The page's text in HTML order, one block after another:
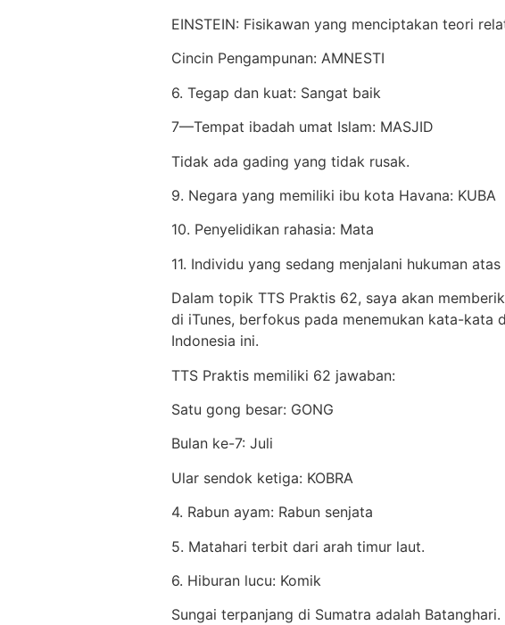
EINSTEIN: Fisikawan yang menciptakan teori
Cincin Pengampunan: AMNESTI
6. Tegap dan kuat: Sangat baik
7—Tempat ibadah umat Islam: MASJID
Tidak ada gading yang tidak rusak.
9. Negara yang memiliki ibu kota Havana: KUBA
10. Penyelidikan rahasia: Mata
11. Individu yang sedang menjalani hukuman
Dalam topik TTS Praktis 62, saya akan
di iTunes, berfokus pada menemukan kata-kata
Indonesia ini.
TTS Praktis memiliki 62 jawaban:
Satu gong besar: GONG
Bulan ke-7: Juli
Ular sendok ketiga: KOBRA
4. Rabun ayam: Rabun senjata
5. Matahari terbit dari arah timur laut.
6. Hiburan lucu: Komik
Sungai terpanjang di Sumatra adalah Batanghari.